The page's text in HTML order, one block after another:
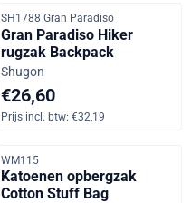
Artikelnummer
SH1788 Gran Paradiso
Gran Paradiso Hiker
rugzak Backpack
Merk:
Shugon
Prijs: 26,60, inclusief btw:
€26,60
Prijs incl. btw: €32,19
Artikelnummer
WM115
Katoenen opbergzak
Cotton Stuff Bag